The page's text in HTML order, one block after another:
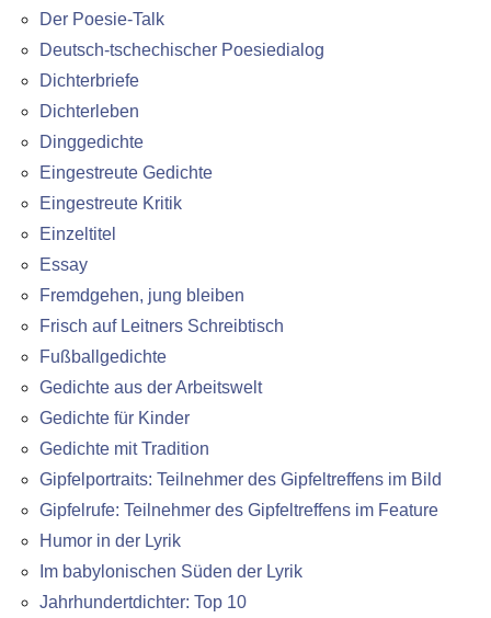
Der Poesie-Talk
Deutsch-tschechischer Poesiedialog
Dichterbriefe
Dichterleben
Dinggedichte
Eingestreute Gedichte
Eingestreute Kritik
Einzeltitel
Essay
Fremdgehen, jung bleiben
Frisch auf Leitners Schreibtisch
Fußballgedichte
Gedichte aus der Arbeitswelt
Gedichte für Kinder
Gedichte mit Tradition
Gipfelportraits: Teilnehmer des Gipfeltreffens im Bild
Gipfelrufe: Teilnehmer des Gipfeltreffens im Feature
Humor in der Lyrik
Im babylonischen Süden der Lyrik
Jahrhundertdichter: Top 10